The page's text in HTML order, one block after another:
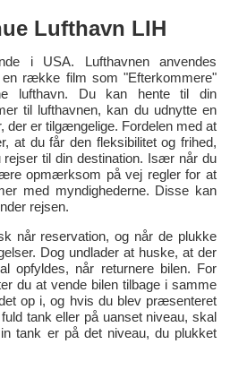
Lufthavn LIH
i USA. Lufthavnen anvendes
række film som "Efterkommere"
lufthavn. Du kan hente til din
til lufthavnen, kan du udnytte en
der er tilgængelige. Fordelen med at
at du får den fleksibilitet og frihed,
til din destination. Især når du
opmærksom på vej regler for at
med myndighederne. Disse kan
rejsen.
når reservation, og når de plukke
Dog undlader at huske, at der
opfyldes, når returnere bilen. For
du at vende bilen tilbage i samme
op i, og hvis du blev præsenteret
tank eller på uanset niveau, skal
tank er på det niveau, du plukket